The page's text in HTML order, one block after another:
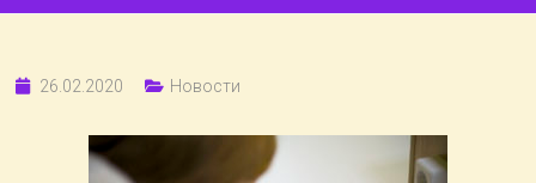
26.02.2020 Новости